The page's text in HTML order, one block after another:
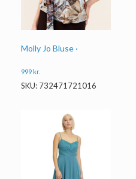
Molly Jo Bluse ·
999 kr.
SKU: 732471721016